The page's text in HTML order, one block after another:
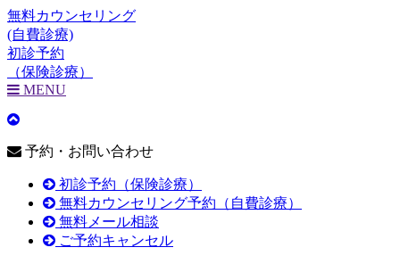
無料カウンセリング
(自費診療)
初診予約
（保険診療）
MENU
予約・お問い合わせ
初診予約（保険診療）
無料カウンセリング予約（自費診療）
無料メール相談
ご予約キャンセル